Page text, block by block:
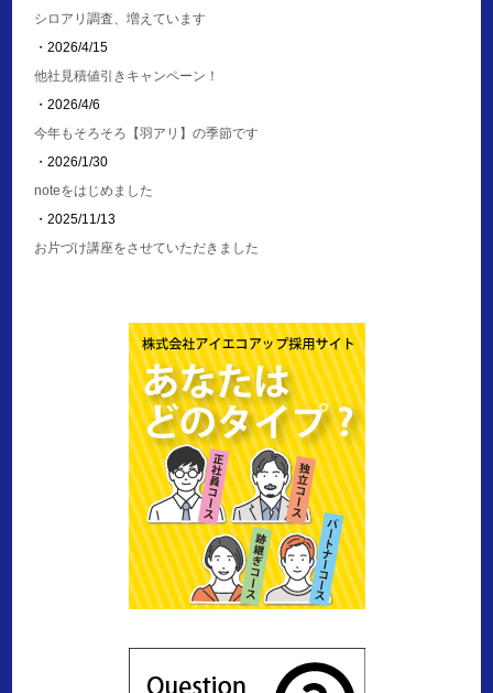
シロアリ調査、増えています
・2026/4/15
他社見積値引きキャンペーン！
・2026/4/6
今年もそろそろ【羽アリ】の季節です
・2026/1/30
noteをはじめました
・2025/11/13
お片づけ講座をさせていただきました